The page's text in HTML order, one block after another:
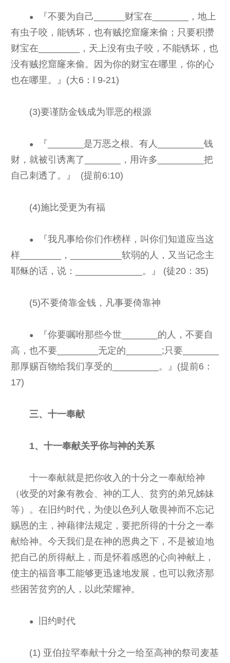
●
『不要为自己______财宝在_______，地上
有虫子咬，能锈坏，也有贼挖窟窿来偷；只要积攒
财宝在________，天上没有虫子咬，不能锈坏，也
没有贼挖窟窿来偷。因为你的财宝在哪里，你的心
也在哪里。』(大6：l 9-21)
(3)要谨防金钱成为罪恶的根源
●
『_______是万恶之根。有人_________钱
财，就被引诱离了_______，用许多_________把
自己刺透了。』 (提前6:10)
(4)施比受更为有福
●
『我凡事给你们作榜样，叫你们知道应当这
样________，__________软弱的人，又当记念主
耶稣的话，说：_____________。』 (徒20：35)
(5)不要倚靠金钱，凡事要倚靠神
●
『你要嘱咐那些今世_______的人，不要自
高，也不要________无定的_______;只要_______
那厚赐百物给我们享受的_________。』(提前6：
17)
三、十一奉献
1、十一奉献关乎你与神的关系
十一奉献就是把你收入的十分之一奉献给神
（收受的对象有教会、神的工人、贫穷的弟兄姊妹
等）。在旧约时代，为使以色列人敬畏神而不忘记
赐恩的主，神藉律法规定，要把所得的十分之一奉
献给神。今天我们是在神的恩典之下，不是被迫地
把自己的所得献上，而是怀着感恩的心向神献上，
使主的福音事工能够更迅速地发展，也可以救济那
些困苦贫穷的人，以此荣耀神。
● 旧约时代
(1) 亚伯拉罕奉献十分之一给至高神的祭司麦基